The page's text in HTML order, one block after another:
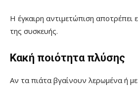
Η έγκαιρη αντιμετώπιση αποτρέπει
της συσκευής.
Κακή ποιότητα πλύσης
Αν τα πιάτα βγαίνουν λερωμένα ή